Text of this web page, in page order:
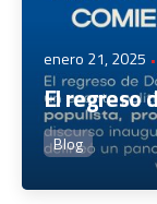
enero 21, 2025
El regreso
Blog